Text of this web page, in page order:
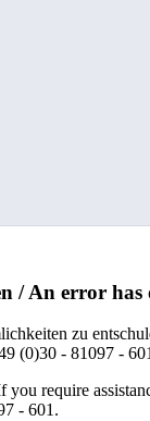
/ An error has
zu
(0)30 - 81097 -
require
- 601.